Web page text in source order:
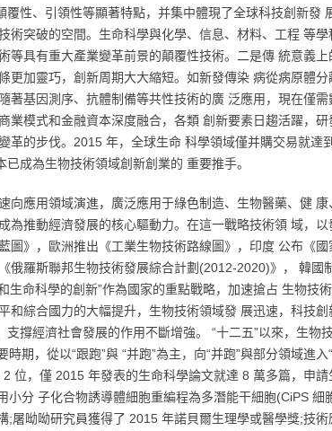
性、引領性等顯著特點，并集中體現了全球科技創新發
突破的空間。生命科學與化學、信息、材料、工程 等學
具有重大產業變革前景的顛覆性技術。二是傳 統意義上
加靈巧，創新周期大大縮短。如新發傳染 病從病原體分
基因測序、抗體制備等共性技術的廣 泛應用，現在僅需
模式和金融資本深度融合，各類 創新要素日趨活躍，研
革的步伐。2015 年，全球生命 科學領域僅并購交易就達
成為生物技術領域創新創業的 重要推手。
應用領域演進，廣泛應用于綠色制造、生物醫藥、健 康
推動經濟發展的核心驅動力。在這一戰略技術領 域，以
》，歐洲推出《工業生物技術路線圖》，印度 公布《國
俄羅斯聯邦生物技術發展綜合計劃(2012-2020)》， 韓國
命科學的創新”作為國家的重點戰略，加速搶占 生物技
綜合國力的大幅提升，生物技術領域發 展迅速，科技創
撐經濟社會發展的作用不斷增強。 “十二五”以來，生物
期，從以“跟跑”與 “并跑”為主，向“并跑”與部分領域進入
位，僅 2015 年發表的生命科學論文就達 8 萬多篇，申請
分 子化合物誘導體細胞重編程為多潛能干細胞(CiPS 細
屠呦呦研究員獲得了 2015 年諾貝爾生理學或醫學獎;技術